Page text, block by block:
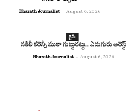
Bharath Journalist - August 6, 2026
క్రైమ్
నకిలీ కరెన్సీ ముఠా గుట్టురట్టు.. ఏడుగురు అరెస్ట్
Bharath Journalist - August 6, 2026